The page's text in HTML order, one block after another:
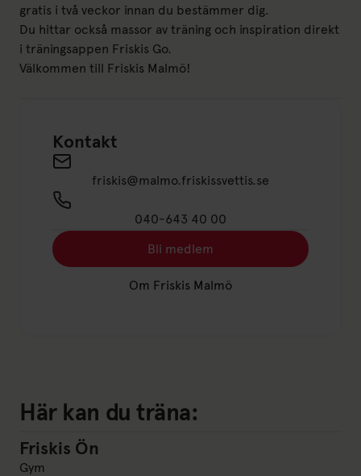
gratis i två veckor innan du bestämmer dig.
Du hittar också massor av träning och inspiration direkt
i träningsappen Friskis Go.
Välkommen till Friskis Malmö!
Kontakt
Send an email to
friskis@malmo.friskissvettis.se
040-643 40 00
Länk till: Bli medlem
Bli medlem
Länk till: Om Friskis
Om Friskis Malmö
Här kan du träna:
Friskis Ön
Friskis Ön
Gym